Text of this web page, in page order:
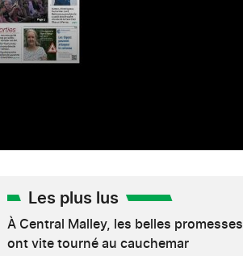
Les plus lus
À Central Malley, les belles promesses
ont vite tourné au cauchemar